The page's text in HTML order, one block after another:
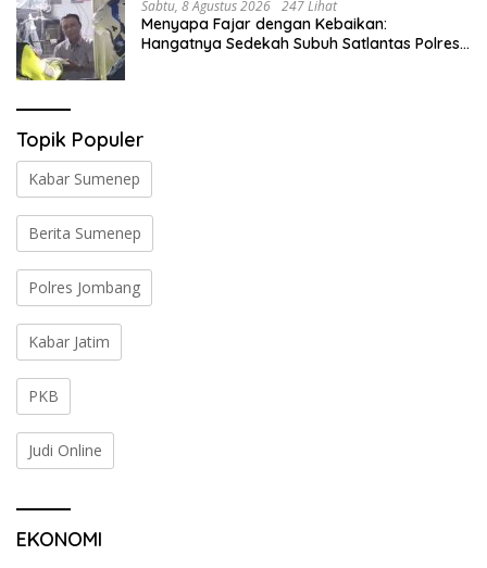
Sabtu, 8 Agustus 2026 247 Lihat
Menyapa Fajar dengan Kebaikan:
Hangatnya Sedekah Subuh Satlantas Polres
Topik Populer
Kabar Sumenep
Berita Sumenep
Polres Jombang
Kabar Jatim
PKB
Judi Online
EKONOMI